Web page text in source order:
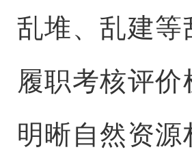
乱堆、乱建等
履职考核评
明晰自然资